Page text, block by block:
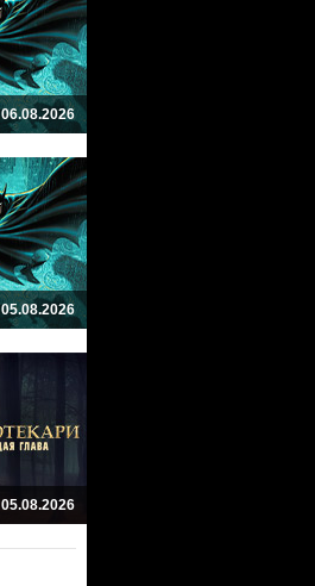
06.08.2026
05.08.2026
05.08.2026